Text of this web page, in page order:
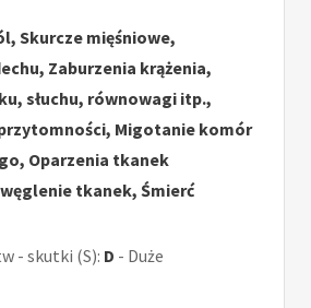
Skurcze mięśniowe,
Zaburzenia krążenia,
słuchu, równowagi itp.,
Migotanie komór
Oparzenia tkanek
tkanek, Śmierć
- skutki (S): D - Duże